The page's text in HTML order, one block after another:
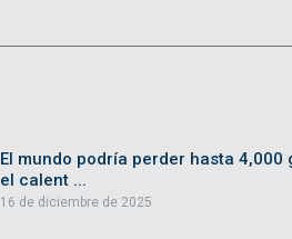
El mundo podría perder hasta
el calent ...
16 de diciembre de 2025